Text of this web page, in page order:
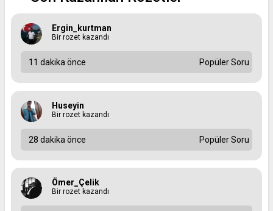
Ergin_kurtman
Bir rozet kazandı
11 dakika önce Popüler Soru
Huseyin
Bir rozet kazandı
28 dakika önce Popüler Soru
Ömer_Çelik
Bir rozet kazandı